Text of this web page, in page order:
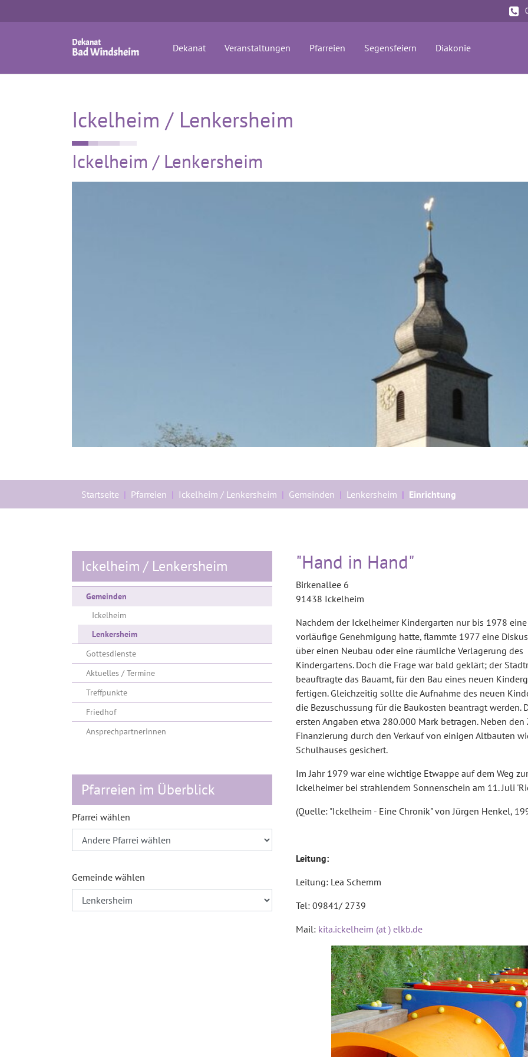
Dekanat Veranstaltungen Pfarreien Segensfeiern Diakonie
Ickelheim / Lenkersheim
Ickelheim / Lenkersheim
Startseite Pfarreien Ickelheim / Lenkersheim Gemeinden Lenkersheim Einrichtung
Ickelheim / Lenkersheim
Gemeinden
Ickelheim
Lenkersheim
Gottesdienste
Aktuelles / Termine
Treffpunkte
Friedhof
Ansprechpartnerinnen
Pfarreien im Überblick
Pfarrei wählen
Gemeinde wählen
"Hand in Hand"
Birkenallee 6
91438 Ickelheim
Nachdem der Ickelheimer Kindergarten nur bis 1978 eine
vorläufige Genehmigung hatte, flammte 1977 eine
über einen Neubau oder eine räumliche Verlagerung des
Kindergartens. Doch die Frage war bald geklärt; der
beauftragte das Bauamt, für den Bau eines neuen
fertigen. Gleichzeitig sollte die Aufnahme des neuen
die Bezuschussung für die Baukosten beantragt
ersten Angaben etwa 280.000 Mark betragen. Neben
Finanzierung durch den Verkauf von einigen Altbauten
Schulhauses gesichert.
Im Jahr 1979 war eine wichtige Etwappe auf dem Weg
Ickelheimer bei strahlendem Sonnenschein am 11. Juli
(Quelle: "Ickelheim - Eine Chronik" von Jürgen Henkel,
Leitung:
Leitung: Lea Schemm
Tel: 09841/ 2739
Mail: kita.ickelheim (at ) elkb.de